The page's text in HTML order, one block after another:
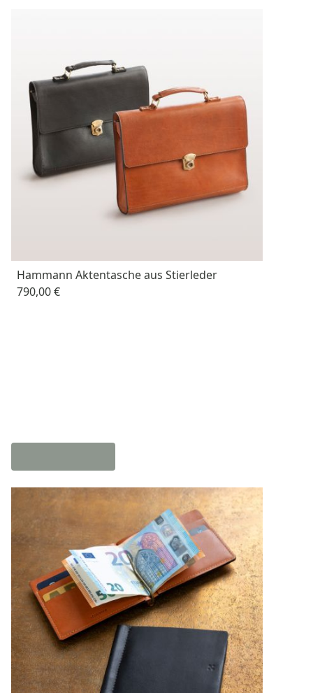
Hammann Aktentasche aus Stierleder
790,00 €